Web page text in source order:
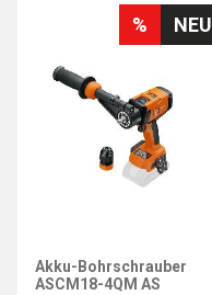
NEU
%
Akku-Bohrschrauber
ASCM18-4QM AS